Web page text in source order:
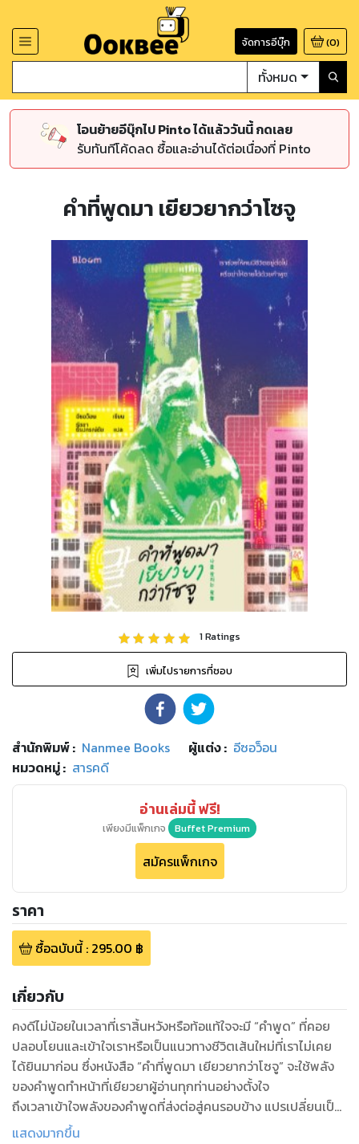
จัดการอีบุ๊ก (0)
ทั้งหมด
โอนย้ายอีบุ๊กไป Pinto ได้แล้ววันนี้ กดเลย
รับทันทีโค้ดลด ซื้อและอ่านได้ต่อเนื่องที่ Pinto
คำที่พูดมา เยียวยากว่าโซจู
1Ratings
เพิ่มไปรายการที่ชอบ
สำนักพิมพ์: Nanmee Books ผู้แต่ง : อีซอว็อน
หมวดหมู่: สารคดี
อ่านเล่มนี้ ฟรี!
เพียงมีแพ็กเกจ Buffet Premium
สมัครแพ็กเกจ
ราคา
ซื้อฉบับนี้: 295.00 ฿
เกี่ยวกับ
คงดีไม่น้อยในเวลาที่เราสิ้นหวังหรือท้อแท้ใจจะมี “คำพูด” ที่คอย
ปลอบโยนและเข้าใจเราหรือเป็นแนวทางชีวิตเส้นใหม่ที่เราไม่เคย
ได้ยินมาก่อน ซึ่งหนังสือ “คำที่พูดมา เยียวยากว่าโซจู” จะใช้พลัง
ของคำพูดทำหน้าที่เยียวยาผู้อ่านทุกท่านอย่างตั้งใจ
ถึงเวลาเข้าใจพลังของคำพูดที่ส่งต่อสู่คนรอบข้าง แปรเปลี่ยนเป็น
แรงผลักดันให้ชีวิตก้าวไปข้างหน้า และเป็นแรงบันดาลใจให้ใครสัก
แสดงมากขึ้น